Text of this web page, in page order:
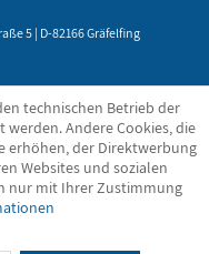
5 | D-82166 Gräfelfing
technischen Betrieb der
Andere Cookies, die
erhöhen, der Direktwerbung
Websites und sozialen
nur mit Ihrer Zustimmung